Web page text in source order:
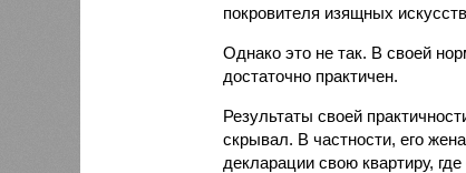
покровителя изящных
Однако это не так. В своей
достаточно практичен.
Результаты своей
скрывал. В частности, его
декларации свою квартиру,